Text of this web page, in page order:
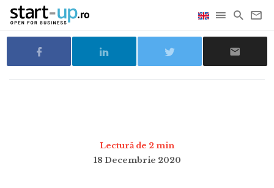
Lectură de 2 min
18 Decembrie 2020